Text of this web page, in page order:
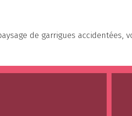
de garrigues accidentées,